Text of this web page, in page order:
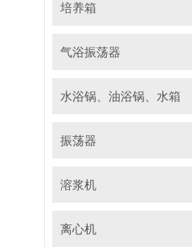
培养箱
气浴振荡器
水浴锅、油浴锅、水箱
振荡器
溶浆机
离心机